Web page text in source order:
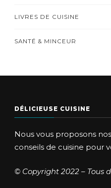
LIVRES DE CUISINE
SANTÉ & MINCEUR
DÉLICIEUSE CUISINE
Nous vous proposons
conseils de cuisine pour
© Copyright 2022 – Tous